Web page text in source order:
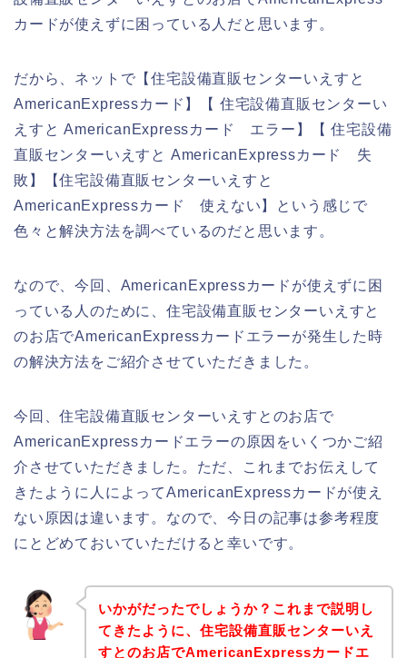
カードが使えずに困っている人だと思います。
だから、ネットで【住宅設備直販センターいえすと
AmericanExpressカード】【 住宅設備直販センターい
えすと AmericanExpressカード エラー】【 住宅設備
直販センターいえすと AmericanExpressカード 失
敗】【住宅設備直販センターいえすと
AmericanExpressカード 使えない】という感じで
色々と解決方法を調べているのだと思います。
なので、今回、AmericanExpressカードが使えずに困
っている人のために、住宅設備直販センターいえすと
のお店でAmericanExpressカードエラーが発生した時
の解決方法をご紹介させていただきました。
今回、住宅設備直販センターいえすとのお店で
AmericanExpressカードエラーの原因をいくつかご紹
介させていただきました。ただ、これまでお伝えして
きたように人によってAmericanExpressカードが使え
ない原因は違います。なので、今日の記事は参考程度
にとどめておいていただけると幸いです。
いかがだったでしょうか？これまで説明し
てきたように、住宅設備直販センターいえ
すとのお店でAmericanExpressカードエ